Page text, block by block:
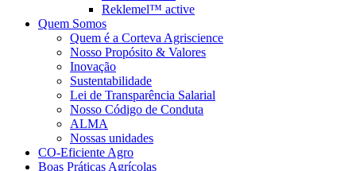
Reklemel™ active
Quem Somos
Quem é a Corteva Agriscience
Nosso Propósito & Valores
Inovação
Sustentabilidade
Lei de Transparência Salarial
Nosso Código de Conduta
ALMA
Nossas unidades
CO-Eficiente Agro
Boas Práticas Agrícolas